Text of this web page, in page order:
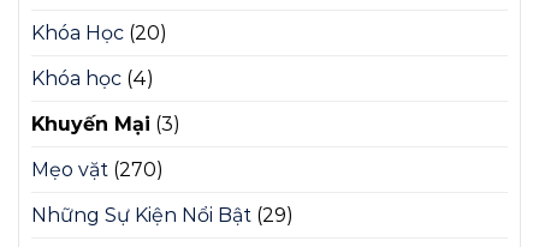
Khóa Học (20)
Khóa học (4)
Khuyến Mại (3)
Mẹo vặt (270)
Những Sự Kiện Nổi Bật (29)